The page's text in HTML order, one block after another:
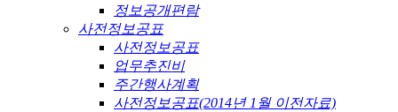
정보공개편람
사전정보공표
사전정보공표
업무추진비
주간행사계획
사전정보공표(2014년 1월 이전자료)